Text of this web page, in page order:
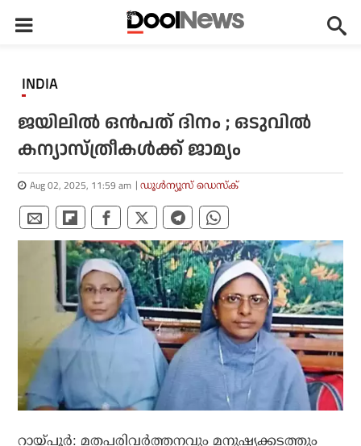
INDIA
ജയിലില്‍ ഒന്‍പത് ദിനം ; ഒടുവില്‍
കന്യാസ്ത്രീകള്‍ക്ക് ജാമ്യം
Aug 02, 2025, 11:59 am ഡൂള്‍ന്യൂസ് ഡെസ്‌ക്
റായ്പൂര്‍: മതപരിവര്‍ത്തനവും മനുഷ്യക്കടത്തും